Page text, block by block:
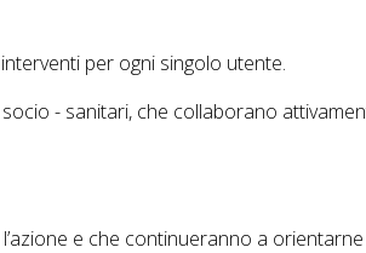
per ogni singolo utente.
- sanitari, che collaborano
e che continueranno a